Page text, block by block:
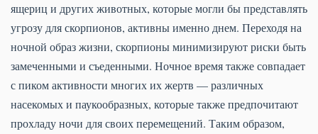
ящериц и других животных, которые могли бы представлять
угрозу для скорпионов, активны именно днем. Переходя на
ночной образ жизни, скорпионы минимизируют риски быть
замеченными и съеденными. Ночное время также совпадает
с пиком активности многих их жертв — различных
насекомых и паукообразных, которые также предпочитают
прохладу ночи для своих перемещений. Таким образом,